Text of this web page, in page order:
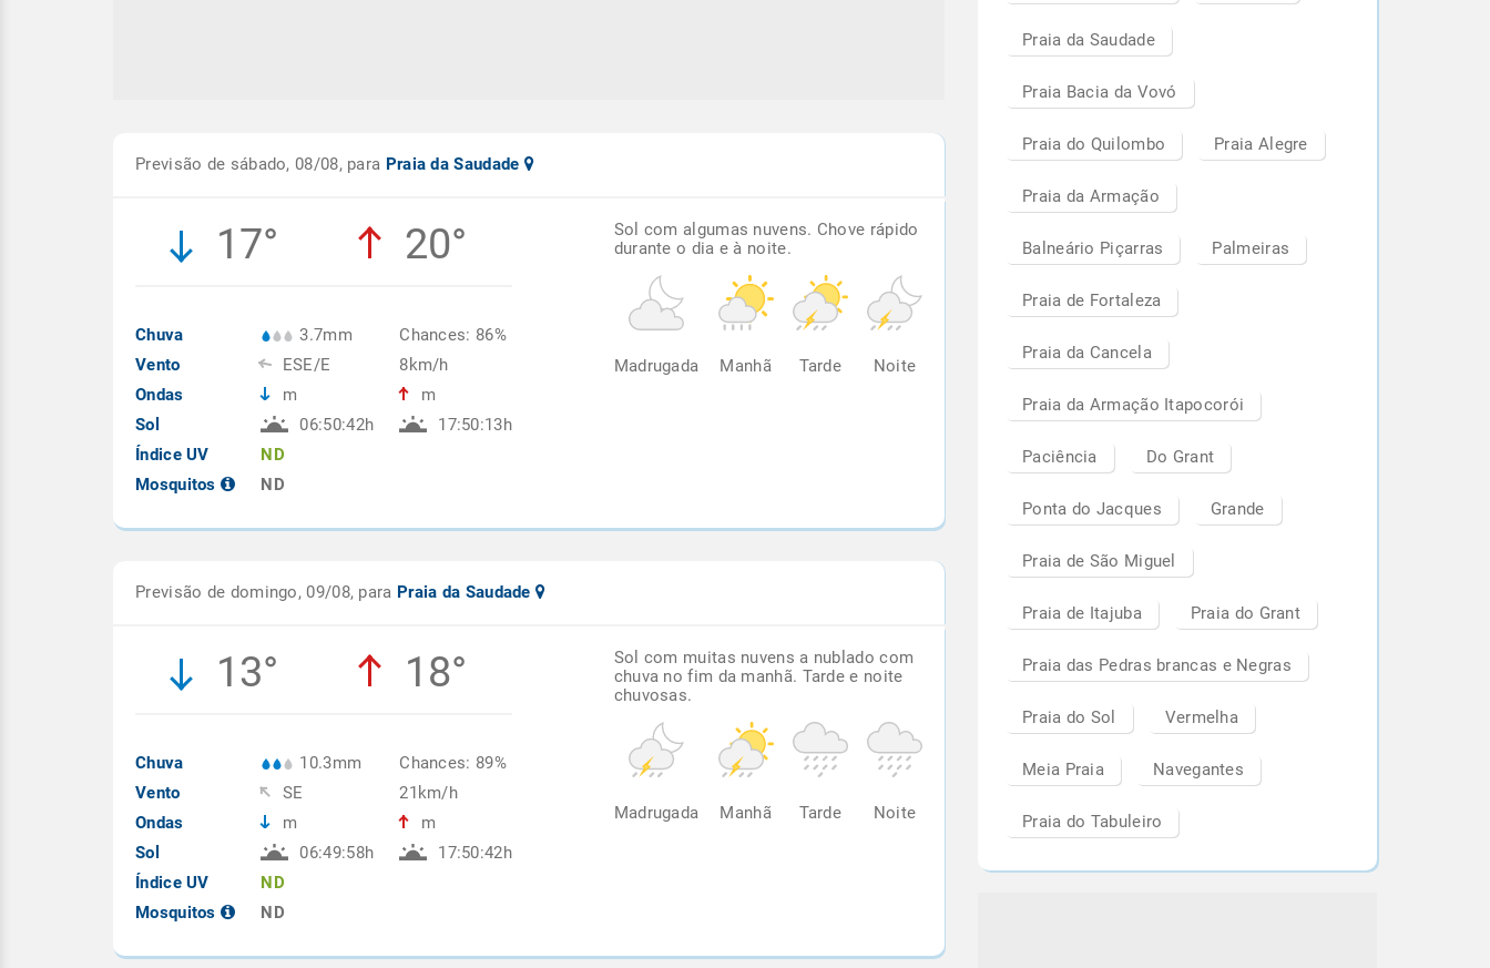
Previsão de sábado, 08/08, para Praia da Saudade
17° 20°
Chuva
Vento
Ondas
Sol
Índice UV
Mosquitos
3.7mm
ESE/E
m
06:50:42h
ND
ND
Chances: 86%
8km/h
m
17:50:13h
Sol com algumas nuvens. Chove rápido
durante o dia e à noite.
Madrugada Manhã Tarde Noite
Previsão de domingo, 09/08, para Praia da Saudade
13° 18°
Chuva
Vento
Ondas
Sol
Índice UV
Mosquitos
10.3mm
SE
m
06:49:58h
ND
ND
Chances: 89%
21km/h
m
17:50:42h
Sol com muitas nuvens a nublado com
chuva no fim da manhã. Tarde e noite
chuvosas.
Madrugada Manhã Tarde Noite
Praia da Saudade
Praia Bacia da Vovó
Praia do Quilombo Praia Alegre
Praia da Armação
Balneário Piçarras Palmeiras
Praia de Fortaleza
Praia da Cancela
Praia da Armação Itapocorói
Paciência Do Grant
Ponta do Jacques Grande
Praia de São Miguel
Praia de Itajuba Praia do Grant
Praia das Pedras brancas e Negras
Praia do Sol Vermelha
Meia Praia Navegantes
Praia do Tabuleiro